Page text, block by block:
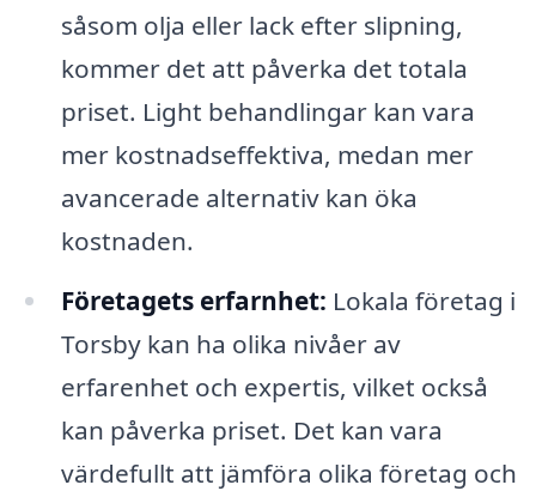
såsom olja eller lack efter slipning,
kommer det att påverka det totala
priset. Light behandlingar kan vara
mer kostnadseffektiva, medan mer
avancerade alternativ kan öka
kostnaden.
Företagets erfarnhet: Lokala företag i
Torsby kan ha olika nivåer av
erfarenhet och expertis, vilket också
kan påverka priset. Det kan vara
värdefullt att jämföra olika företag och